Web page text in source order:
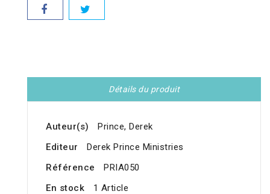
Détails du produit
Auteur(s)
Prince, Derek
Editeur
Derek Prince Ministries
Référence
PRIA050
En stock
1 Article